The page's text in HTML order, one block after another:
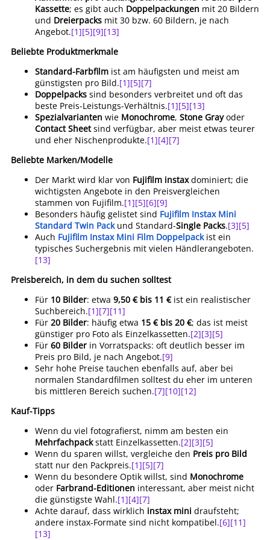
Kassette; es gibt auch Doppelpackungen mit 20 Bildern
und Dreierpacks mit 30 bzw. 60 Bildern, je nach
Angebot.[1][5][9][13]
Beliebte Produktmerkmale
Standard-Farbfilm ist am häufigsten und meist am
günstigsten pro Bild.[1][5][7]
Doppelpacks sind besonders verbreitet und oft das
beste Preis-Leistungs-Verhältnis.[1][5][13]
Spezialvarianten wie Monochrome, Stone Grayoder
Contact Sheetsind verfügbar, aber meist etwas teurer
und eher Nischenprodukte.[1][4][7]
Beliebte Marken/Modelle
Der Markt wird klar von Fujifilm instaxdominiert; die
wichtigsten Angebote in den Preisvergleichen
stammen von Fujifilm.[1][5][6][9]
Besonders häufig gelistet sind Fujifilm Instax Mini
Standard Twin Packund Standard-Single Packs.[3][5]
Auch Fujifilm Instax Mini Film Doppelpackist ein
typisches Suchergebnis mit vielen Händlerangeboten.
[13]
Preisbereich, in dem du suchen solltest
Für 10 Bilder: etwa 9,50 € bis 11 €ist ein realistischer
Suchbereich.[1][7][11]
Für 20 Bilder: häufig etwa 15 € bis 20 €; das ist meist
günstiger pro Foto als Einzelkassetten.[2][3][5]
Für 60 Bilder in Vorratspacks: oft deutlich besser im
Preis pro Bild, je nach Angebot.[9]
Sehr hohe Preise tauchen ebenfalls auf, aber bei
normalen Standardfilmen solltest du eher im unteren
bis mittleren Bereich suchen.[7][10][12]
Kauf-Tipps
Wenn du viel fotografierst, nimm am besten ein
Mehrfachpackstatt Einzelkassetten.[2][3][5]
Wenn du sparen willst, vergleiche den Preis pro Bild
statt nur den Packpreis.[1][5][7]
Wenn du besondere Optik willst, sind Monochrome
oder Farbrand-Editionen interessant, aber meist nicht
die günstigste Wahl.[1][4][7]
Achte darauf, dass wirklich instax mini draufsteht;
andere instax-Formate sind nicht kompatibel.[6][11]
[13]